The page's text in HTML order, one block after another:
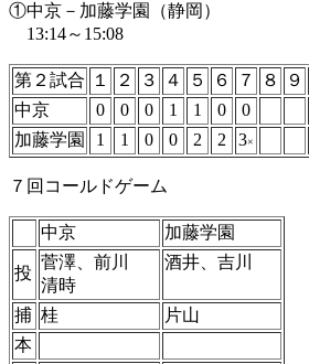
①中京－加藤学園（静岡）
13:14～15:08
第２試合 １ ２ ３ ４ ５ ６ ７ ８ ９
中京
0 0 0 1 1 0 0
加藤学園
1 1 0 0 2 2 3×
７回コールドゲーム
中京 加藤学園
投
菅澤、前川
清時
酒井、吉川
捕 桂
片山
本